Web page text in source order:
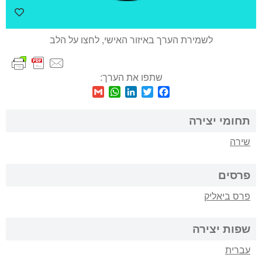
לשמירת הערך באיזור האישי, לחצו על הלב
שתפו את הערך:
Facebook
Twitter
LinkedIn
WhatsApp
תחומי יצירה
שירה
פרסים
פרס ביאליק
שפות יצירה
עברית